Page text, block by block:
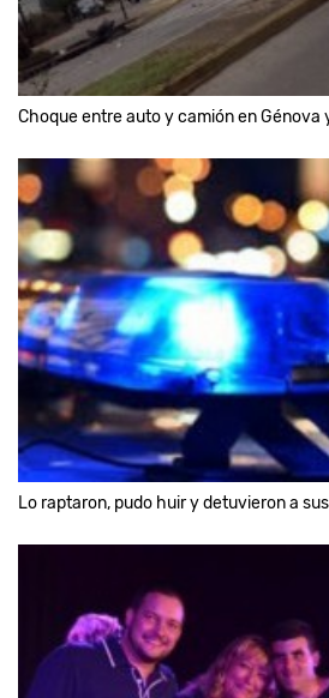
Choque entre auto y camión en Génova
Lo raptaron, pudo huir y detuvieron a